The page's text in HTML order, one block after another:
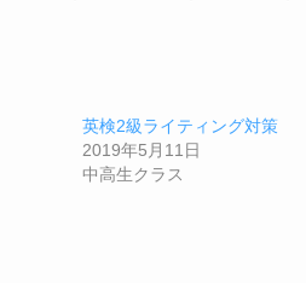
英検2級ライティング対策
2019年5月11日
中高生クラス